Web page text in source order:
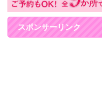
スポンサーリンク